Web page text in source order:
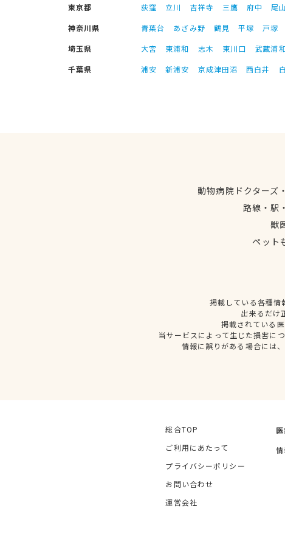
東京都 荻窪 立川 吉祥寺 三鷹 府中 尾
神奈川県
青葉台 あざみ野 鶴見 平塚 戸塚
埼玉県
大宮 東浦和 志木 東川口 武蔵浦
千葉県
浦安 新浦安 京成津田沼 西白井
動物病院ドクターズ
路線・駅
獣
ペット
掲載している各種情
出来るだけ
掲載されている
当サービスによって生じた損害に
情報に誤りがある場合には
総合TOP
ご利用にあたって
プライバシーポリシー
お問い合わせ
運営会社